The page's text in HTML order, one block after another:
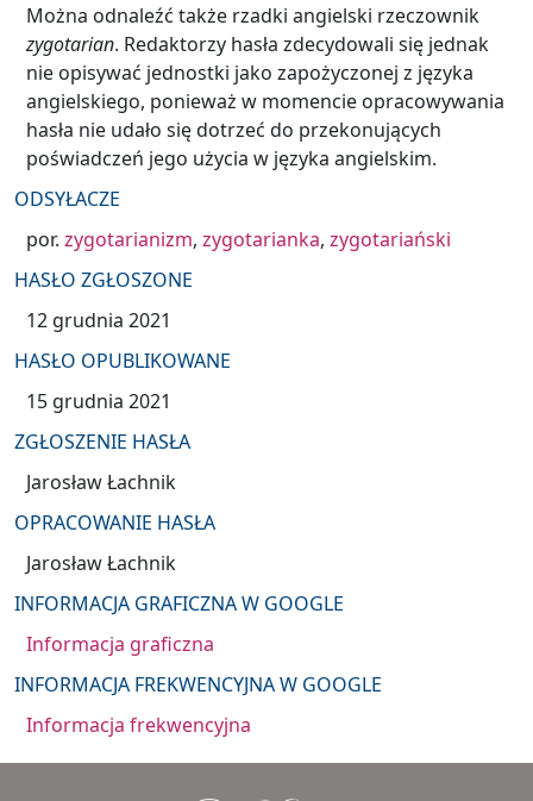
Można odnaleźć także rzadki angielski rzeczownik
zygotarian. Redaktorzy hasła zdecydowali się jednak
nie opisywać jednostki jako zapożyczonej z języka
angielskiego, ponieważ w momencie opracowywania
hasła nie udało się dotrzeć do przekonujących
poświadczeń jego użycia w języka angielskim.
ODSYŁACZE
por. zygotarianizm, zygotarianka, zygotariański
HASŁO ZGŁOSZONE
12 grudnia 2021
HASŁO OPUBLIKOWANE
15 grudnia 2021
ZGŁOSZENIE HASŁA
Jarosław Łachnik
OPRACOWANIE HASŁA
Jarosław Łachnik
INFORMACJA GRAFICZNA W GOOGLE
Informacja graficzna
INFORMACJA FREKWENCYJNA W GOOGLE
Informacja frekwencyjna